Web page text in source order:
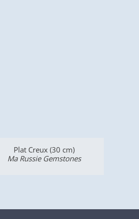
Plat Creux (30 cm)
Ma Russie Gemstones